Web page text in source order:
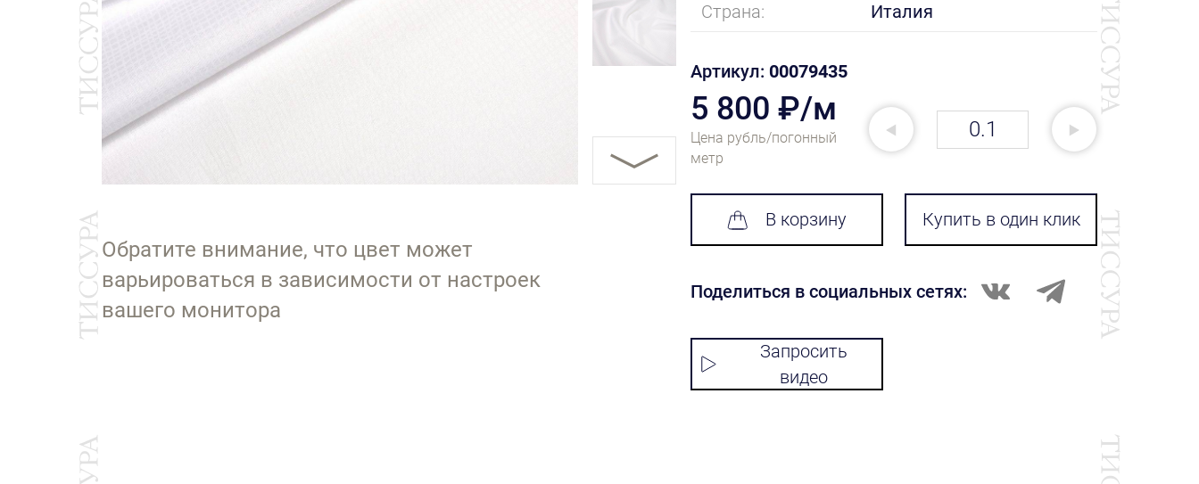
Обратите внимание, что цвет может
варьироваться в зависимости от настроек
вашего монитора
Страна: Италия
Артикул: 00079435
5 800 ₽/м
Цена рубль/погонный
метр
В корзину Купить в один клик
Поделиться в социальных сетях:
Запросить
видео